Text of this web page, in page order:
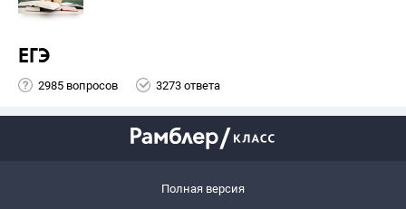
ЕГЭ
2985 вопросов 3273 ответа
Полная версия